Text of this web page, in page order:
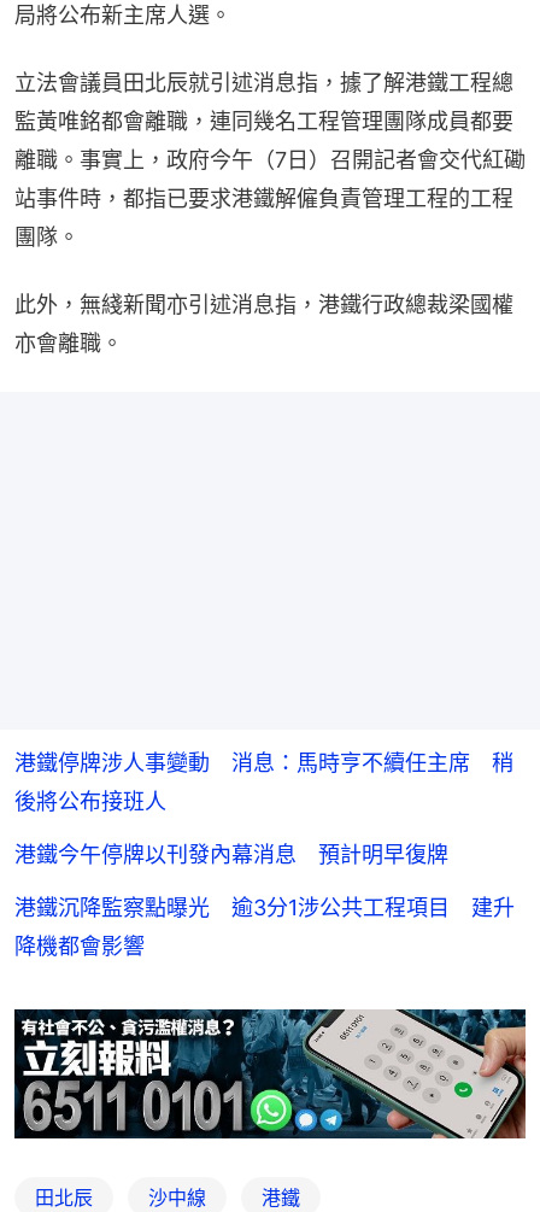
局將公布新主席人選。
立法會議員田北辰就引述消息指，據了解港鐵工程總
監黃唯銘都會離職，連同幾名工程管理團隊成員都要
離職。事實上，政府今午（7日）召開記者會交代紅磡
站事件時，都指已要求港鐵解僱負責管理工程的工程
團隊。
此外，無綫新聞亦引述消息指，港鐵行政總裁梁國權
亦會離職。
港鐵停牌涉人事變動 消息：馬時亨不續任主席 稍
後將公布接班人
港鐵今午停牌以刊發內幕消息 預計明早復牌
港鐵沉降監察點曝光 逾3分1涉公共工程項目 建升
降機都會影響
田北辰 沙中線 港鐵